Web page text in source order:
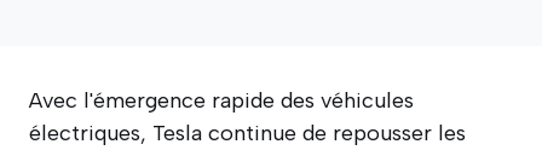
Avec l'émergence rapide des véhicules
électriques, Tesla continue de repousser les